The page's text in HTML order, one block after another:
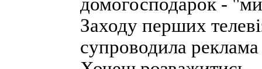
Заходу перших
супроводила